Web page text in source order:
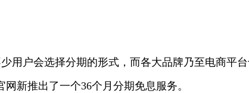
用户会选择分期的形式，而各大品牌乃至电商平
新推出了一个36个月分期免息服务。